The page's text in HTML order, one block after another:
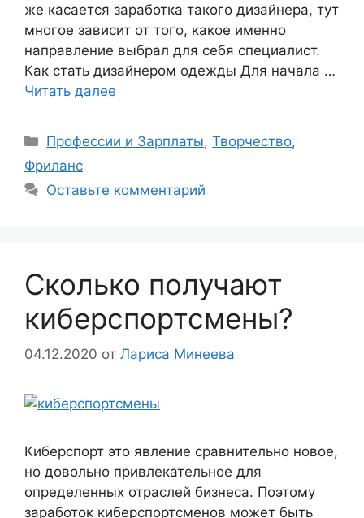
же касается заработка такого дизайнера, тут
многое зависит от того, какое именно
направление выбрал для себя специалист.
Как стать дизайнером одежды Для начала …
Читать далее
Рубрики
Профессии и Зарплаты,Творчество,
Фриланс
Оставьте комментарий
Сколько получают
киберспортсмены?
04.12.2020 от Лариса Минеева
Киберспорт это явление сравнительно новое,
но довольно привлекательное для
определенных отраслей бизнеса. Поэтому
заработок киберспортсменов может быть